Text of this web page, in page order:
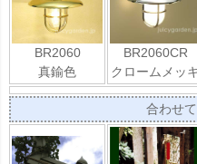
BR2060
真鍮色
BR2060CR
クロームメッキ
合わせ